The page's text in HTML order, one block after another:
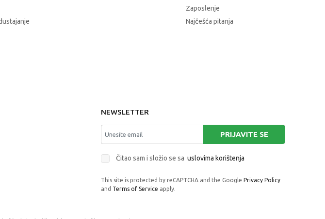
Zaposlenje
Najčešća pitanja
NEWSLETTER
PRIJAVITE SE
Čitao sam i složio se sa uslovima korištenja
This site is protected by reCAPTCHA and the Google Privacy Policy
and Terms of Service apply.